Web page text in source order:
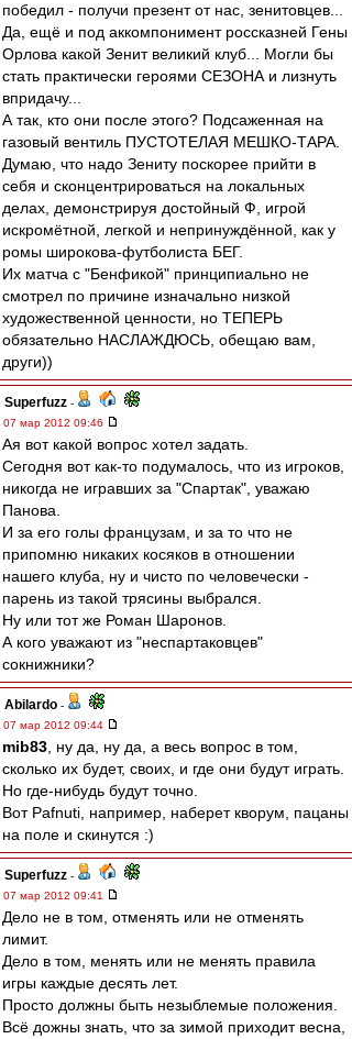
победил - получи презент от нас, зенитовцев...
Да, ещё и под аккомпонимент россказней Гены
Орлова какой Зенит великий клуб... Могли бы
стать практически героями СЕЗОНА и лизнуть
впридачу...
А так, кто они после этого? Подсаженная на
газовый вентиль ПУСТОТЕЛАЯ МЕШКО-ТАРА.
Думаю, что надо Зениту поскорее прийти в
себя и сконцентрироваться на локальных
делах, демонстрируя достойный Ф, игрой
искромётной, легкой и непринуждённой, как у
ромы широкова-футболиста БЕГ.
Их матча с "Бенфикой" принципиально не
смотрел по причине изначально низкой
художественной ценности, но ТЕПЕРЬ
обязательно НАСЛАЖДЮСЬ, обещаю вам,
други))
Superfuzz -
07 мар 2012 09:46
Ая вот какой вопрос хотел задать.
Сегодня вот как-то подумалось, что из игроков,
никогда не игравших за "Спартак", уважаю
Панова.
И за его голы французам, и за то что не
припомню никаких косяков в отношении
нашего клуба, ну и чисто по человечески -
парень из такой трясины выбрался.
Ну или тот же Роман Шаронов.
А кого уважают из "неспартаковцев"
сокнижники?
Abilardo -
07 мар 2012 09:44
mib83 , ну да, ну да, а весь вопрос в том,
сколько их будет, своих, и где они будут играть.
Но где-нибудь будут точно.
Вот Pafnuti, например, наберет кворум, пацаны
на поле и скинутся :)
Superfuzz -
07 мар 2012 09:41
Дело не в том, отменять или не отменять
лимит.
Дело в том, менять или не менять правила
игры каждые десять лет.
Просто должны быть незыблемые положения.
Всё дожны знать, что за зимой приходит весна,